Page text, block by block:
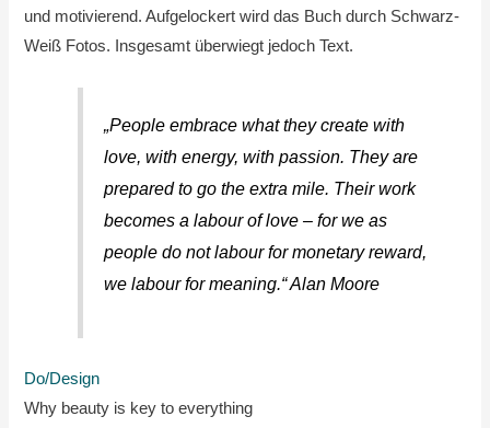
und motivierend. Aufgelockert wird das Buch durch Schwarz-
Weiß Fotos. Insgesamt überwiegt jedoch Text.
„People embrace what they create with
love, with energy, with passion. They are
prepared to go the extra mile. Their work
becomes a labour of love – for we as
people do not labour for monetary reward,
we labour for meaning.“ Alan Moore
Do/Design
Why beauty is key to everything